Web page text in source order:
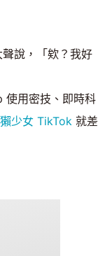
說，「欸？我好
使用密技、即時科
少女 TikTok 就差